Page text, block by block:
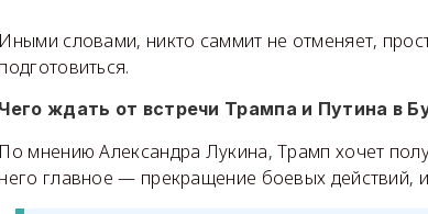
Иными словами, никто саммит не отменяет,
подготовиться.
Чего ждать от встречи Трампа и Путина в
По мнению Александра Лукина, Трамп хочет
него главное — прекращение боевых действий,